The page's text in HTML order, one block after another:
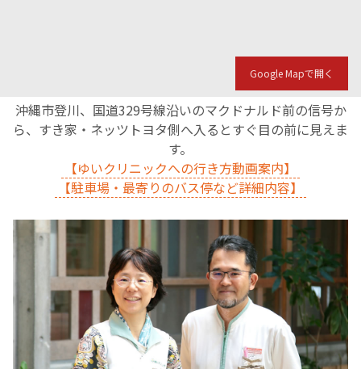
Google Mapで開く
沖縄市登川、国道329号線沿いのマクドナルド前の信号か
ら、すき家・ネッツトヨタ側へ入るとすぐ目の前に見えま
す。
【ゆいクリニックへの行き方動画案内】
【駐車場・最寄りのバス停など詳細内容】